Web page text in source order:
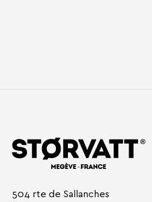
504 rte de Sallanches